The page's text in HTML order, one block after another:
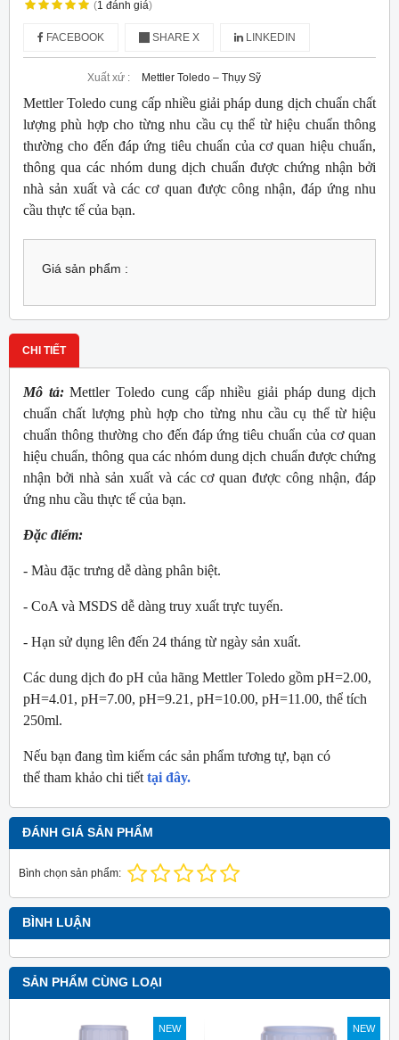
(1 đánh giá)
FACEBOOK SHARE X LINKEDIN
Xuất xứ : Mettler Toledo – Thụy Sỹ
Mettler Toledo cung cấp nhiều giải pháp dung dịch chuẩn chất
lượng phù hợp cho từng nhu cầu cụ thể từ hiệu chuẩn thông
thường cho đến đáp ứng tiêu chuẩn của cơ quan hiệu chuẩn,
thông qua các nhóm dung dịch chuẩn được chứng nhận bởi
nhà sản xuất và các cơ quan được công nhận, đáp ứng nhu
cầu thực tế của bạn.
Giá sản phẩm :
CHI TIẾT
Mô tả:Mettler Toledo cung cấp nhiều giải pháp dung dịch
chuẩn chất lượng phù hợp cho từng nhu cầu cụ thể từ hiệu
chuẩn thông thường cho đến đáp ứng tiêu chuẩn của cơ quan
hiệu chuẩn, thông qua các nhóm dung dịch chuẩn được chứng
nhận bởi nhà sản xuất và các cơ quan được công nhận, đáp
ứng nhu cầu thực tế của bạn.
Đặc điểm:
- Màu đặc trưng dễ dàng phân biệt.
- CoA và MSDS dễ dàng truy xuất trực tuyến.
- Hạn sử dụng lên đến 24 tháng từ ngày sản xuất.
Các dung dịch đo pH của hãng Mettler Toledo gồm pH=2.00,
pH=4.01, pH=7.00, pH=9.21, pH=10.00, pH=11.00, thể tích
250ml.
Nếu bạn đang tìm kiếm các sản phẩm tương tự, bạn có
thể tham khảo chi tiết tại đây.
ĐÁNH GIÁ SẢN PHẨM
Bình chọn sản phẩm:
BÌNH LUẬN
SẢN PHẨM CÙNG LOẠI
NEW NEW